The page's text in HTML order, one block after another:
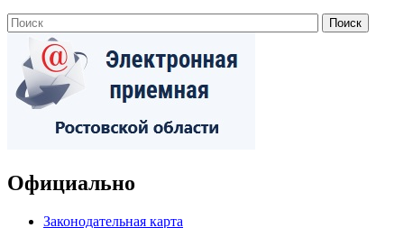
Официально
Законодательная карта